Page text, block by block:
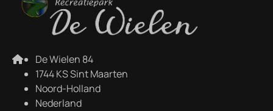
De Wielen 84
1744 KS Sint Maarten
Noord-Holland
Nederland